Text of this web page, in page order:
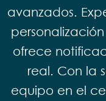
avanzados.
ofrece
real. Con la
equipo en el